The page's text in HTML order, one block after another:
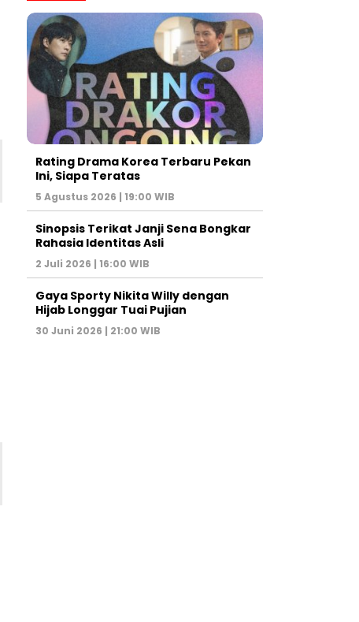
Rating Drama Korea Terbaru Pekan
Ini, Siapa Teratas
5 Agustus 2026 | 19:00 WIB
Sinopsis Terikat Janji Sena Bongkar
Rahasia Identitas Asli
2 Juli 2026 | 16:00 WIB
Gaya Sporty Nikita Willy dengan
Hijab Longgar Tuai Pujian
30 Juni 2026 | 21:00 WIB